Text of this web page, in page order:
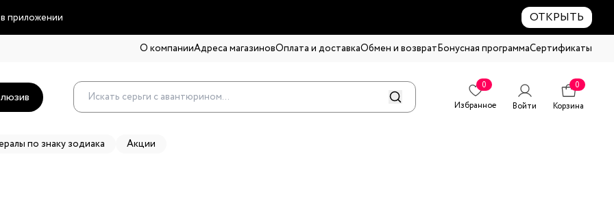
приложении ОТКРЫТЬ
О компанииАдреса магазиновОплата и доставкаОбмен и возвратБонусная программаСертификаты
0
Избранное
Войти
0
Корзина
по знаку зодиака Акции